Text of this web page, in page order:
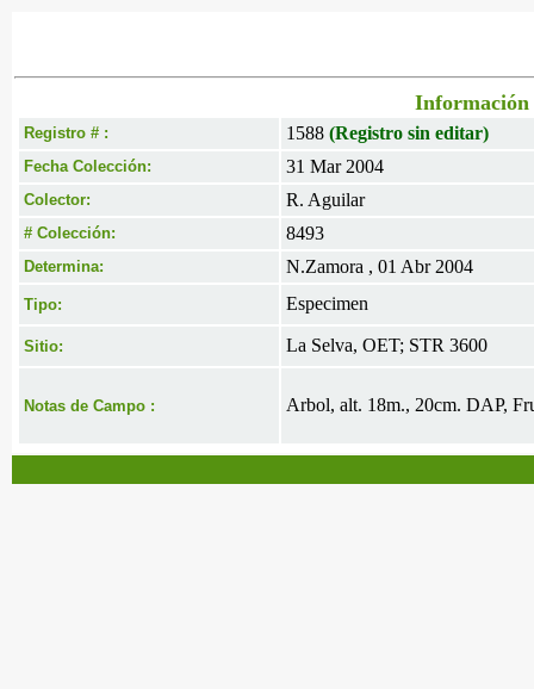
Información
Registro # : 1588 (Registro sin editar)
Fecha Colección: 31 Mar 2004
Colector: R. Aguilar
# Colección: 8493
Determina: N.Zamora , 01 Abr 2004
Tipo: Especimen
Sitio: La Selva, OET; STR 3600
Notas de Campo : Arbol, alt. 18m., 20cm. DAP,